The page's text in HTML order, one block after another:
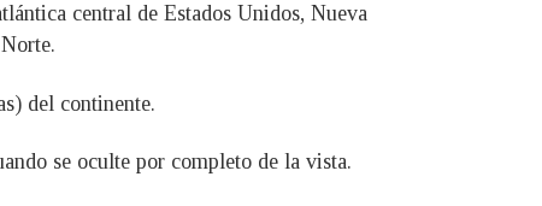
central de Estados Unidos, Nueva
del continente.
se oculte por completo de la vista.